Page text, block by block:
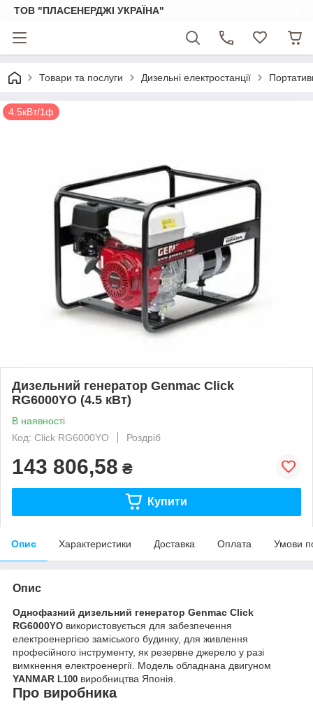
ТОВ "ПЛАСЕНЕРДЖІ УКРАЇНА"
Товари та послуги Дизельні електростанції
4.5кВт/1ф
Дизельний генератор Genmac Click
RG6000YO (4.5 кВт)
В наявності
Код: Click RG6000YO
Роздріб
143 806,58 ₴
Купити
Опис Характеристики Доставка Оплата Умови
Опис
Однофазний дизельний генератор Genmac Click
RG6000YO використовується для забезпечення
електроенергією заміського будинку, для живлення
професійного інструменту, як резервне джерело у разі
вимкнення електроенергії. Модель обладнана двигуном
YANMAR L100 виробництва Японія
Про виробника